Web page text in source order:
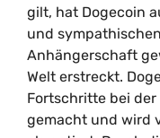
gilt, hat Dogecoin
und
Anhängerschaft
Welt erstreckt.
Fortschritte bei
gemacht und wird